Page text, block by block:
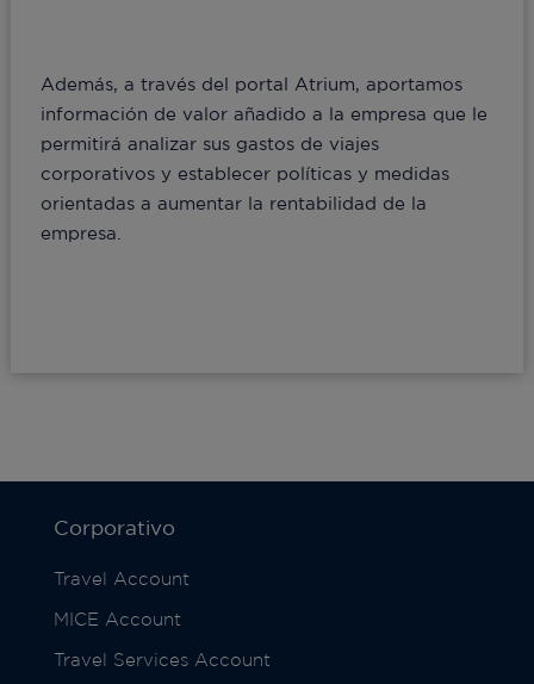
Además, a través del portal Atrium, aportamos
información de valor añadido a la empresa que le
permitirá analizar sus gastos de viajes
corporativos y establecer políticas y medidas
orientadas a aumentar la rentabilidad de la
empresa.
Corporativo
Travel Account
MICE Account
Travel Services Account